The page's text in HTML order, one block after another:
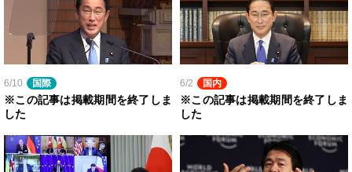
6/10 国際
※この記事は掲載期間を終了しま
した
6/2 国内
※この記事は掲載期間を終了しま
した